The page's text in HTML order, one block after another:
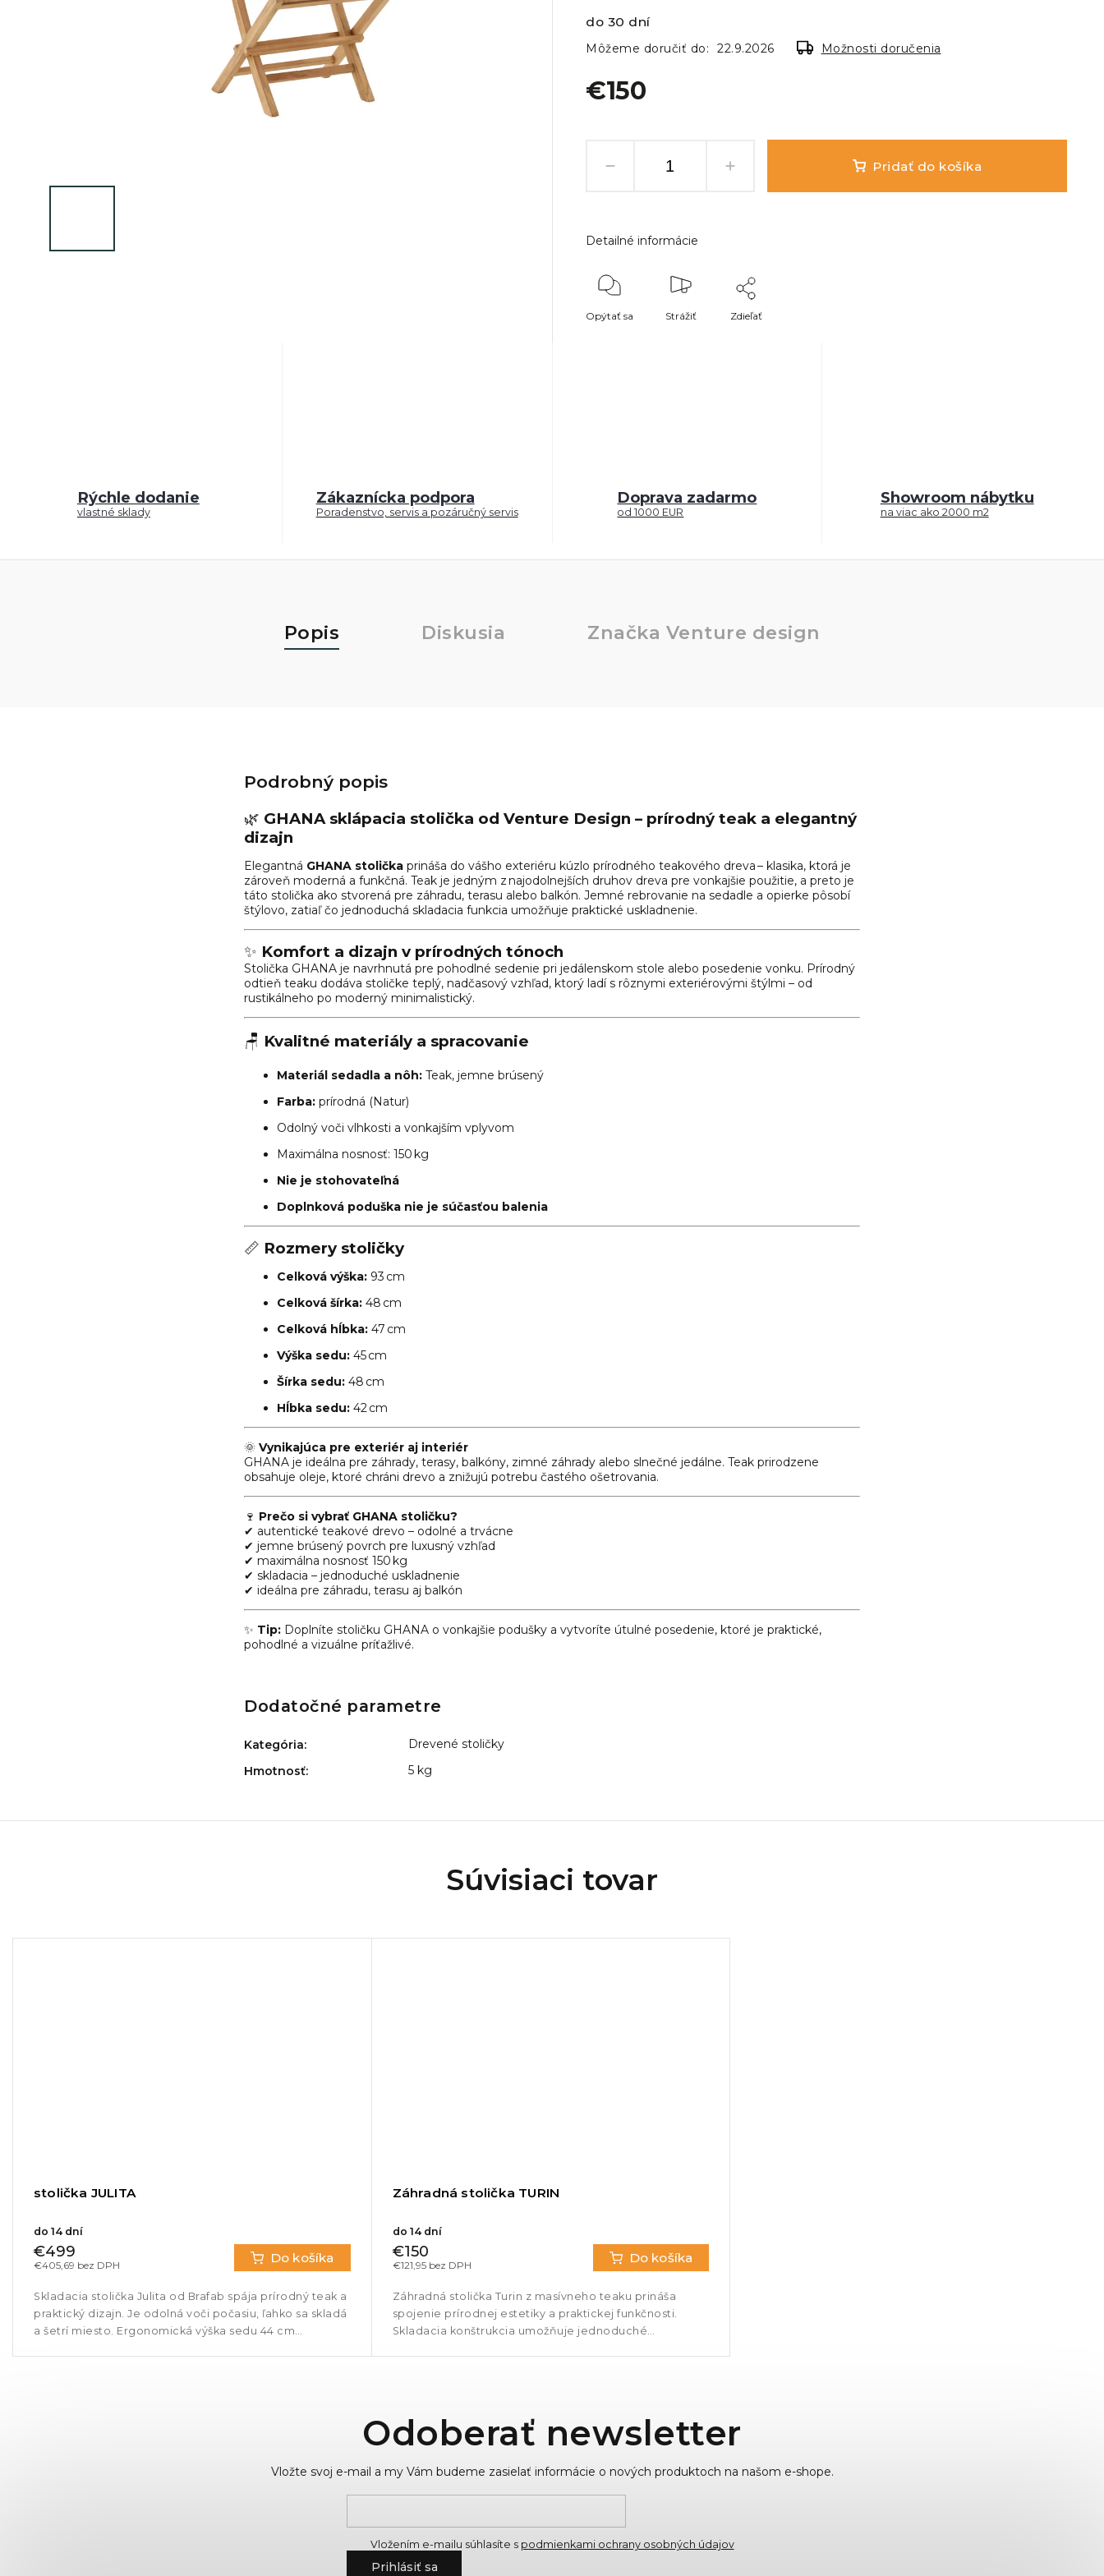
€150
do 30 dní
Môžeme doručiť do: 22.9.2026 Možnosti doručenia
Pridať do košíka
Detailné informácie
Opýtať sa Strážiť Zdieľať
Rýchle dodanie
vlastné sklady
Zákaznícka podpora
Poradenstvo, servis a pozáručný servis
Doprava zadarmo
od 1000 EUR
Showroom nábytku
na viac ako 2000 m2
Popis Diskusia Značka Venture design
Podrobný popis
🌿 GHANA sklápacia stolička od Venture Design – prírodný teak a elegantný
dizajn
Elegantná GHANA stolička prináša do vášho exteriéru kúzlo prírodného teakového dreva – klasika, ktorá je
zároveň moderná a funkčná. Teak je jedným z najodolnejších druhov dreva pre vonkajšie použitie, a preto je
táto stolička ako stvorená pre záhradu, terasu alebo balkón. Jemné rebrovanie na sedadle a opierke pôsobí
štýlovo, zatiaľ čo jednoduchá skladacia funkcia umožňuje praktické uskladnenie.
✨ Komfort a dizajn v prírodných tónoch
Stolička GHANA je navrhnutá pre pohodlné sedenie pri jedálenskom stole alebo posedenie vonku. Prírodný
odtieň teaku dodáva stoličke teplý, nadčasový vzhľad, ktorý ladí s rôznymi exteriérovými štýlmi – od
rustikálneho po moderný minimalistický.
🪑 Kvalitné materiály a spracovanie
Materiál sedadla a nôh: Teak, jemne brúsený
Farba: prírodná (Natur)
Odolný voči vlhkosti a vonkajším vplyvom
Maximálna nosnosť: 150 kg
Nie je stohovateľná
Doplnková poduška nie je súčasťou balenia
📏 Rozmery stoličky
Celková výška: 93 cm
Celková šírka: 48 cm
Celková hĺbka: 47 cm
Výška sedu: 45 cm
Šírka sedu: 48 cm
Hĺbka sedu: 42 cm
🌞 Vynikajúca pre exteriér aj interiér
GHANA je ideálna pre záhrady, terasy, balkóny, zimné záhrady alebo slnečné jedálne. Teak prirodzene
obsahuje oleje, ktoré chráni drevo a znižujú potrebu častého ošetrovania.
🍷 Prečo si vybrať GHANA stoličku?
✔ autentické teakové drevo – odolné a trvácne
✔ jemne brúsený povrch pre luxusný vzhľad
✔ maximálna nosnosť 150 kg
✔ skladacia – jednoduché uskladnenie
✔ ideálna pre záhradu, terasu aj balkón
✨ Tip: Doplníte stoličku GHANA o vonkajšie podušky a vytvoríte útulné posedenie, ktoré je praktické,
pohodlné a vizuálne príťažlivé.
Dodatočné parametre
Kategória:
Drevené stoličky
Hmotnosť: 5 kg
Súvisiaci tovar
stolička JULITA
do 14 dní
€405,69 bez DPH
€499 Do košíka
Skladacia stolička Julita od Brafab spája prírodný teak a
praktický dizajn. Je odolná voči počasiu, ľahko sa skladá
a šetrí miesto. Ergonomická výška sedu 44 cm
Záhradná stolička TURIN
do 14 dní
€121,95 bez DPH
€150 Do košíka
Záhradná stolička Turin z masívneho teaku prináša
spojenie prírodnej estetiky a praktickej funkčnosti.
Skladacia konštrukcia umožňuje jednoduché
Odoberať newsletter
Vložte svoj e-mail a my Vám budeme zasielať informácie o nových produktoch na našom e-shope.
Vložením e-mailu súhlasíte s podmienkami ochrany osobných údajov
Prihlásiť sa